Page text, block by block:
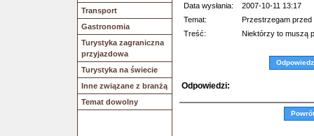
Transport
Gastronomia
Turystyka zagraniczna
przyjazdowa
Turystyka na świecie
Inne związane z branżą
Temat dowolny
Data wysłania:
2007-10-11 13:17
Temat:
Przestrzegam przed
Treść:
Niektórzy to muszą
Odpowiedz
Odpowiedzi: